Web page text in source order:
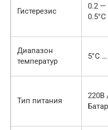
Гистерезис
0.2 —
0.5°C
Диапазон
температур
5°C
Тип питания
220В